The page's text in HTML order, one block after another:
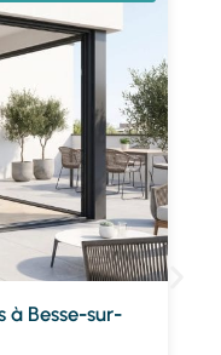
à Besse-sur-